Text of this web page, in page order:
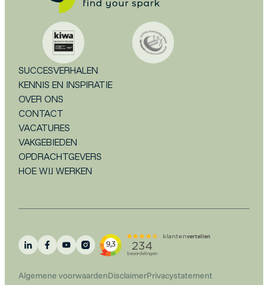
SUCCESVERHALEN
KENNIS EN INSPIRATIE
OVER ONS
CONTACT
VACATURES
VAKGEBIEDEN
OPDRACHTGEVERS
HOE WIJ WERKEN
Algemene voorwaardenDisclaimerPrivacystatement